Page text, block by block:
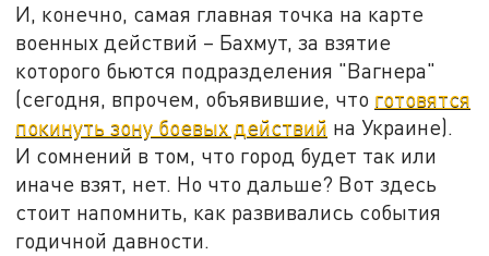
И, конечно, самая главная точка на карте
военных действий – Бахмут, за взятие
которого бьются подразделения "Вагнера"
(сегодня, впрочем, объявившие, что готовятся
покинуть зону боевых действий на Украине).
И сомнений в том, что город будет так или
иначе взят, нет. Но что дальше? Вот здесь
стоит напомнить, как развивались события
годичной давности.